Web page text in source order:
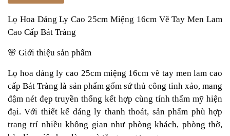
Lọ Hoa Dáng Ly Cao 25cm Miệng 16cm Vẽ Tay Men Lam
Cao Cấp Bát Tràng
🌸 Giới thiệu sản phẩm
Lọ hoa dáng ly cao 25cm miệng 16cm vẽ tay men lam cao
cấp Bát Tràng là sản phẩm gốm sứ thủ công tinh xảo, mang
đậm nét đẹp truyền thống kết hợp cùng tính thẩm mỹ hiện
đại. Với thiết kế dáng ly thanh thoát, sản phẩm phù hợp
trang trí nhiều không gian như phòng khách, phòng thờ,